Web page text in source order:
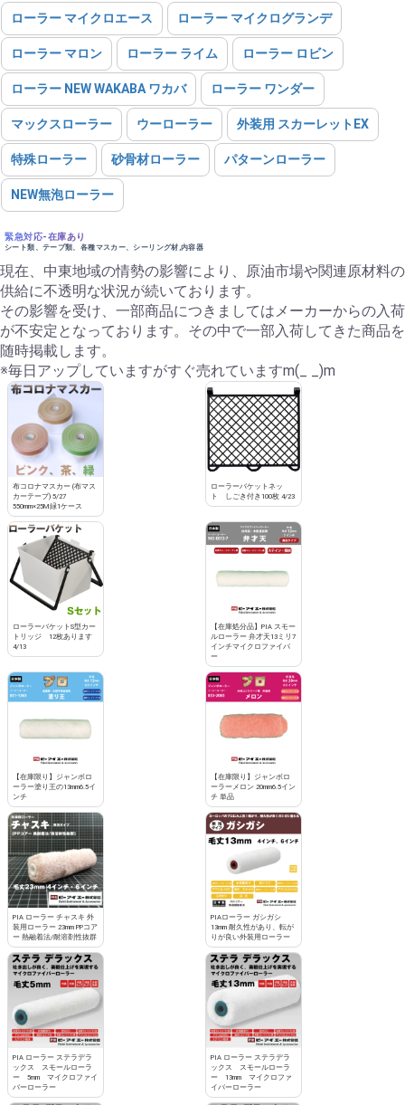
ローラー マイクロエース ローラー マイクログランデ
ローラー マロン ローラー ライム ローラー ロビン
ローラー NEW WAKABA ワカバ ローラー ワンダー
マックスローラー ウーローラー 外装用 スカーレットEX
特殊ローラー 砂骨材ローラー パターンローラー
NEW無泡ローラー
緊急対応-在庫あり
シート類、テープ類、各種マスカー、シーリング材,内容器
現在、中東地域の情勢の影響により、原油市場や関連原材料の
供給に不透明な状況が続いております。
その影響を受け、一部商品につきましてはメーカーからの入荷
が不安定となっております。その中で一部入荷してきた商品を
随時掲載します。
※毎日アップしていますがすぐ売れていますm(_ _)m
布コロナマスカー (布マス
カーテープ) 5/27
550mm×25M緑1ケース
ローラーバケットネッ
ト しごき付き100枚 4/23
ローラーバケットS型カー
トリッジ 12枚あります
4/13
【在庫処分品】PIA スモー
ルローラー 弁才天13ミリ7
インチマイクロファイバ
ー
【在庫限り】ジャンボロ
ーラー塗り王の13mm6.5イ
ンチ
【在庫限り】ジャンボロ
ーラーメロン 20mm6.5イン
チ 単品
PIA ローラー チャスキ 外
装用ローラー 23mm PPコア
ー 熱融着法/耐溶剤性抜群
PIAローラー ガシガシ
13mm 耐久性があり、転が
りが良い外装用ローラー
PIA ローラー ステラデラ
ックス スモールローラ
ー 5mm マイクロファイ
バーローラー
PIA ローラー ステラデラ
ックス スモールローラ
ー 13mm マイクロファ
イバーローラー